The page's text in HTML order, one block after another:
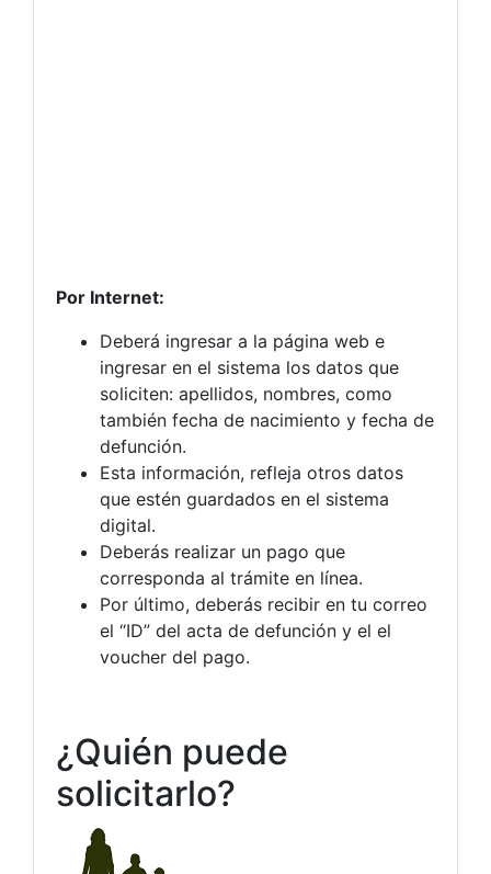
Por Internet:
Deberá ingresar a la página web e
ingresar en el sistema los datos que
soliciten: apellidos, nombres, como
también fecha de nacimiento y fecha de
defunción.
Esta información, refleja otros datos
que estén guardados en el sistema
digital.
Deberás realizar un pago que
corresponda al trámite en línea.
Por último, deberás recibir en tu correo
el “ID” del acta de defunción y el el
voucher del pago.
¿Quién puede
solicitarlo?